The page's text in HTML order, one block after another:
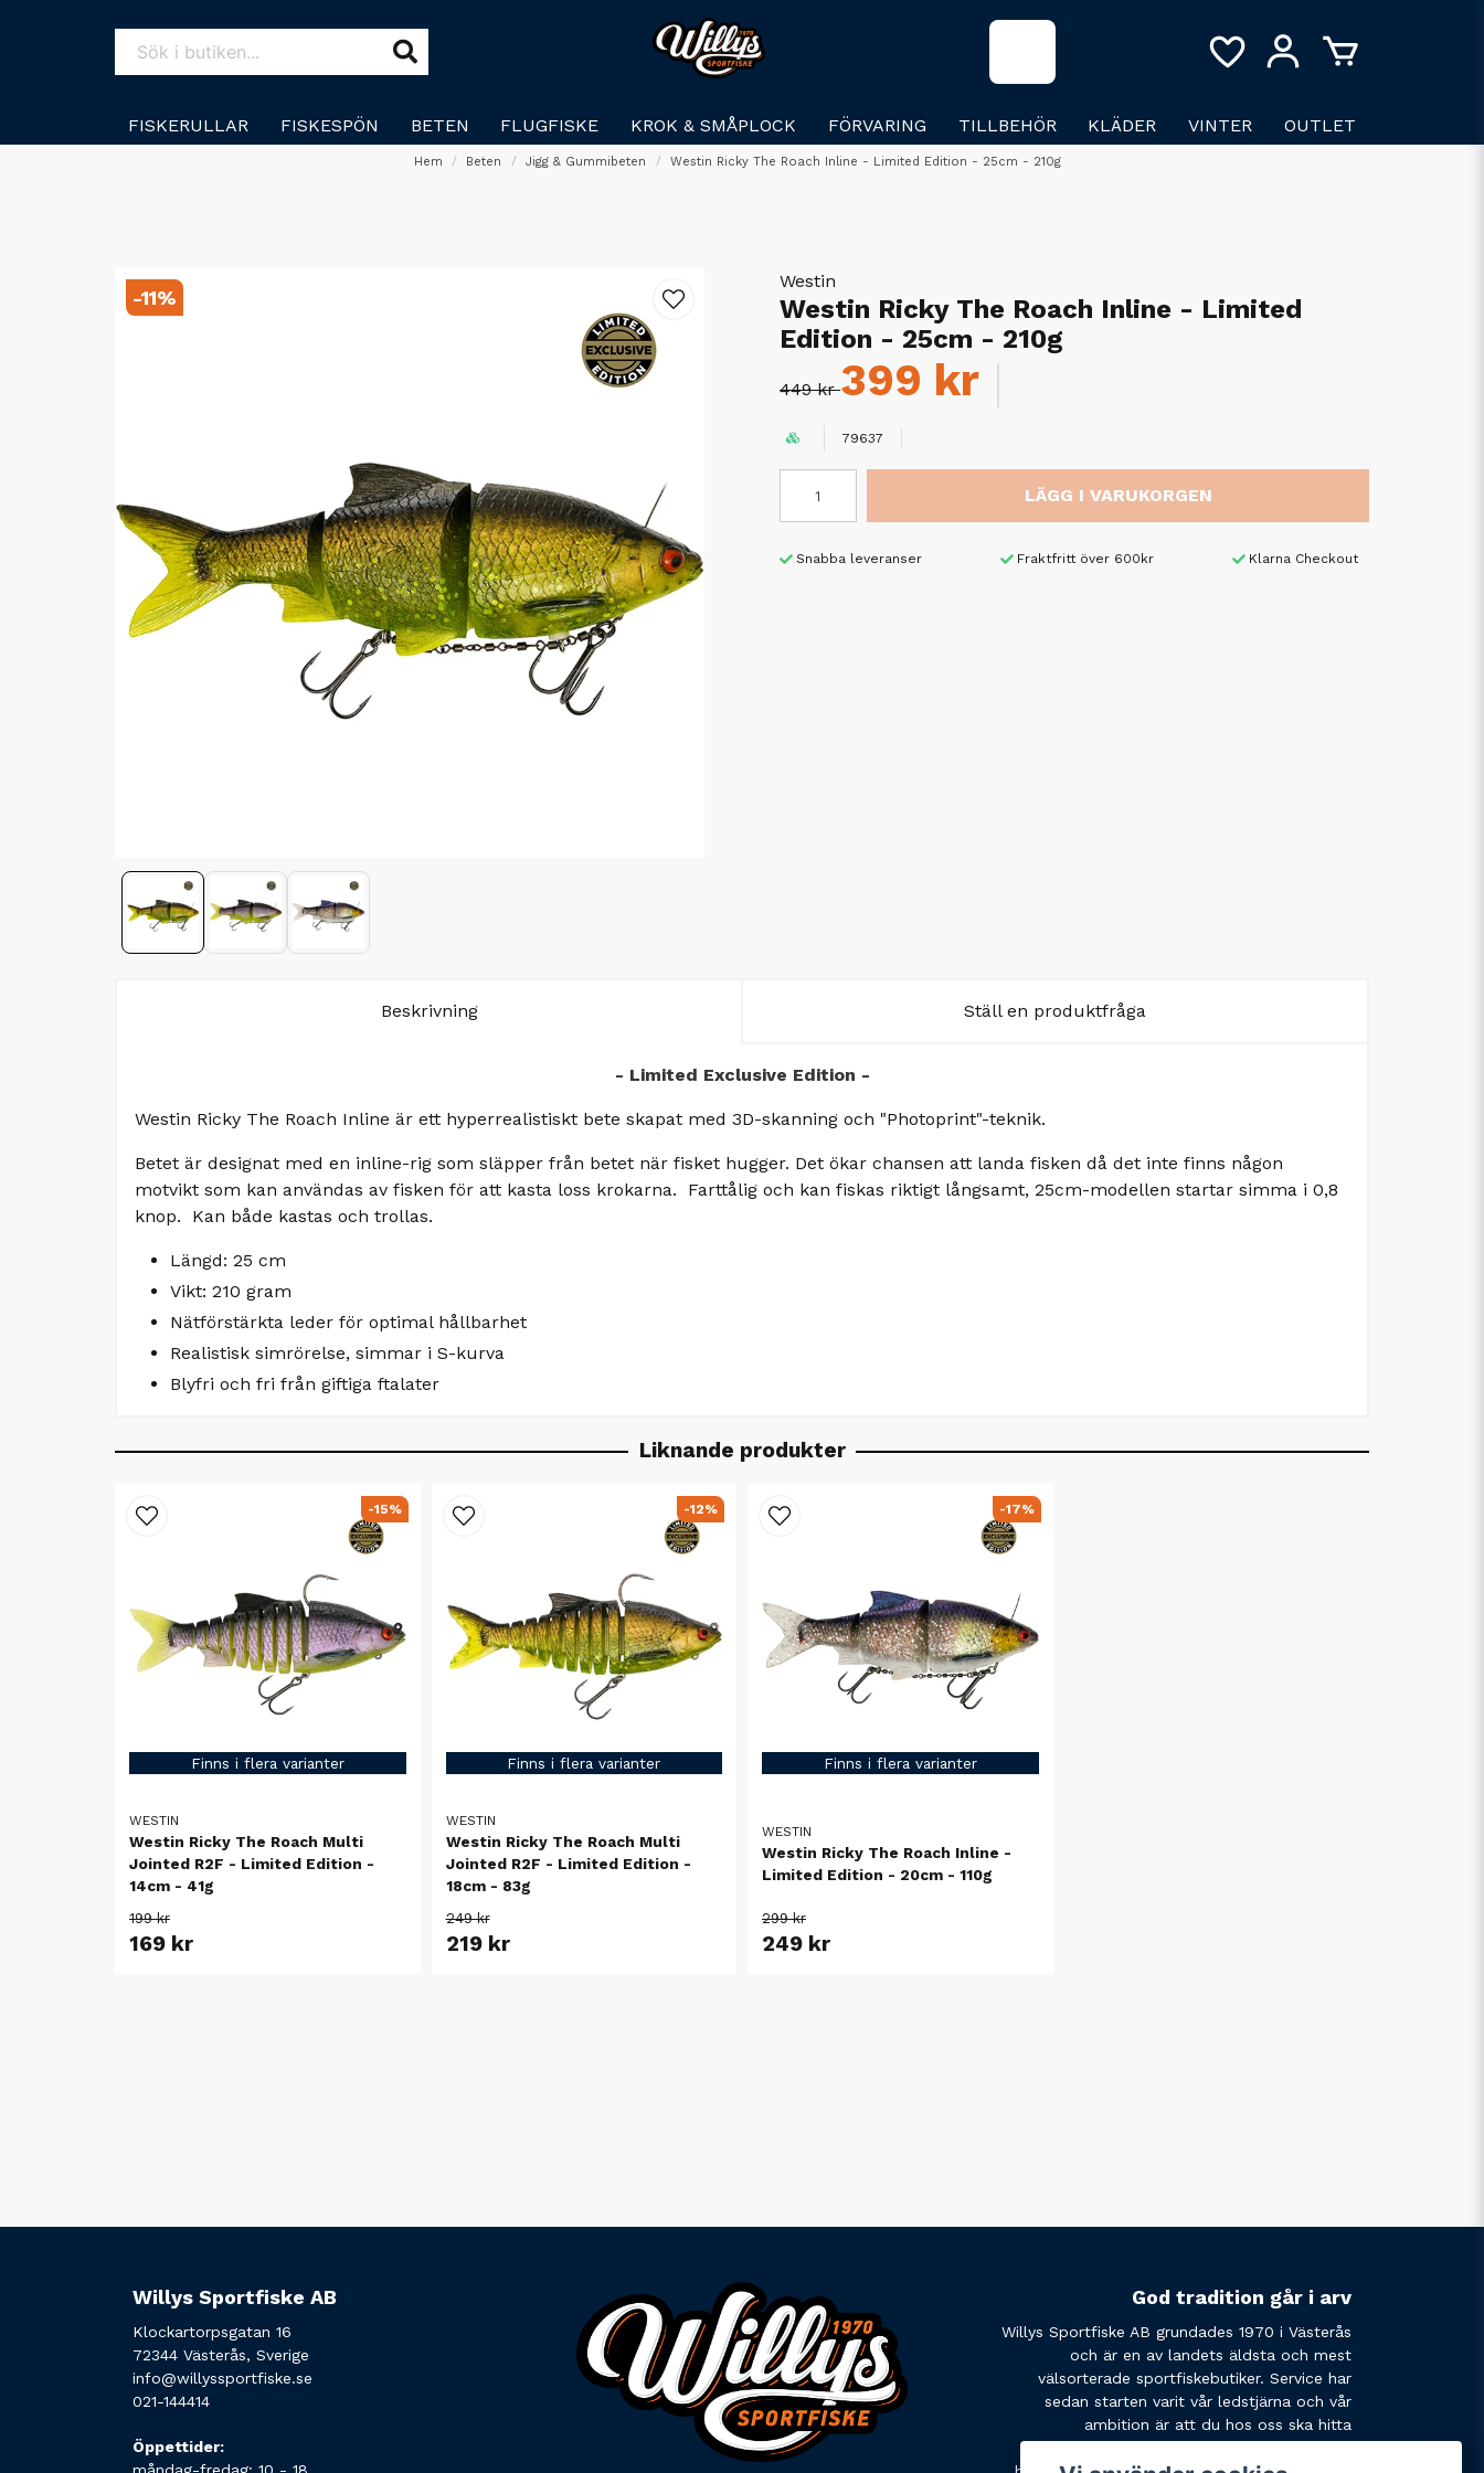
FISKERULLAR FISKESPÖN BETEN FLUGFISKE KROK & SMÅPLOCK FÖRVARING TILLBEHÖR KLÄDER VINTER OUTLET
Hem Beten Jigg & Gummibeten Westin Ricky The Roach Inline - Limited Edition - 25cm - 210g
-11%
Westin
Westin Ricky The Roach Inline - Limited
Edition - 25cm - 210g
449 kr399 kr
79637
LÄGG I VARUKORGEN
Snabba leveranser Fraktfritt över 600kr Klarna Checkout
Beskrivning Ställ en produktfråga
- Limited Exclusive Edition -
Westin Ricky The Roach Inline är ett hyperrealistiskt bete skapat med 3D-skanning och "Photoprint"-teknik.
Betet är designat med en inline-rig som släpper från betet när fisket hugger. Det ökar chansen att landa fisken då det inte finns någon
motvikt som kan användas av fisken för att kasta loss krokarna. Farttålig och kan fiskas riktigt långsamt, 25cm-modellen startar simma i 0,8
knop. Kan både kastas och trollas.
Längd: 25 cm
Vikt: 210 gram
Nätförstärkta leder för optimal hållbarhet
Realistisk simrörelse, simmar i S-kurva
Blyfri och fri från giftiga ftalater
Liknande produkter
Finns i flera varianter
WESTIN
Westin Ricky The Roach Multi
Jointed R2F - Limited Edition -
14cm - 41g
199 kr
169 kr
-15%
Finns i flera varianter
WESTIN
Westin Ricky The Roach Multi
Jointed R2F - Limited Edition -
18cm - 83g
249 kr
219 kr
-12%
Finns i flera varianter
WESTIN
Westin Ricky The Roach Inline -
Limited Edition - 20cm - 110g
299 kr
249 kr
-17%
Willys Sportfiske AB
Klockartorpsgatan 16
72344 Västerås, Sverige
info@willyssportfiske.se
021-144414
Öppettider:
God tradition går i arv
Willys Sportfiske AB grundades 1970 i Västerås
och är en av landets äldsta och mest
välsorterade sportfiskebutiker. Service har
sedan starten varit vår ledstjärna och vår
ambition är att du hos oss ska hitta